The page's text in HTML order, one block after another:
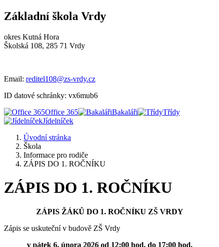
Základní škola Vrdy
okres Kutná Hora
Školská 108, 285 71 Vrdy
Email: reditel108@zs-vrdy.cz
ID datové schránky: vx6mub6
Office 365
Bakaláři
Třídy
Jídelníček
Úvodní stránka
Škola
Informace pro rodiče
ZÁPIS DO 1. ROČNÍKU
ZÁPIS DO 1. ROČNÍKU
ZÁPIS ŽÁKŮ DO 1. ROČNÍKU ZŠ VRDY
Zápis se uskuteční v budově ZŠ Vrdy
v pátek 6. února 2026 od 12:00 hod. do 17:00 hod.